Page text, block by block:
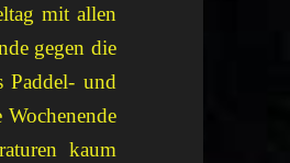
mit allen
gegen die
Paddel- und
kaum